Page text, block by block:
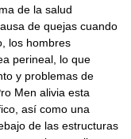
de la salud
de quejas cuando
los hombres
perineal, lo que
y problemas de
Men alivia esta
así como una
de las estructuras